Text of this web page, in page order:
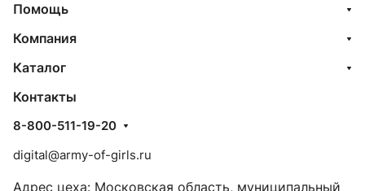
Помощь
Компания
Каталог
Контакты
8-800-511-19-20
digital@army-of-girls.ru
Адрес цеха: Московская область, муниципальный